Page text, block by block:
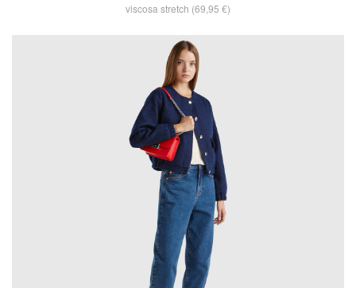
viscosa stretch (69,95 €)